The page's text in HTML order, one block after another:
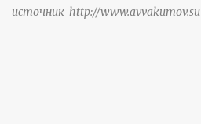
источник http://www.avvakumov.su